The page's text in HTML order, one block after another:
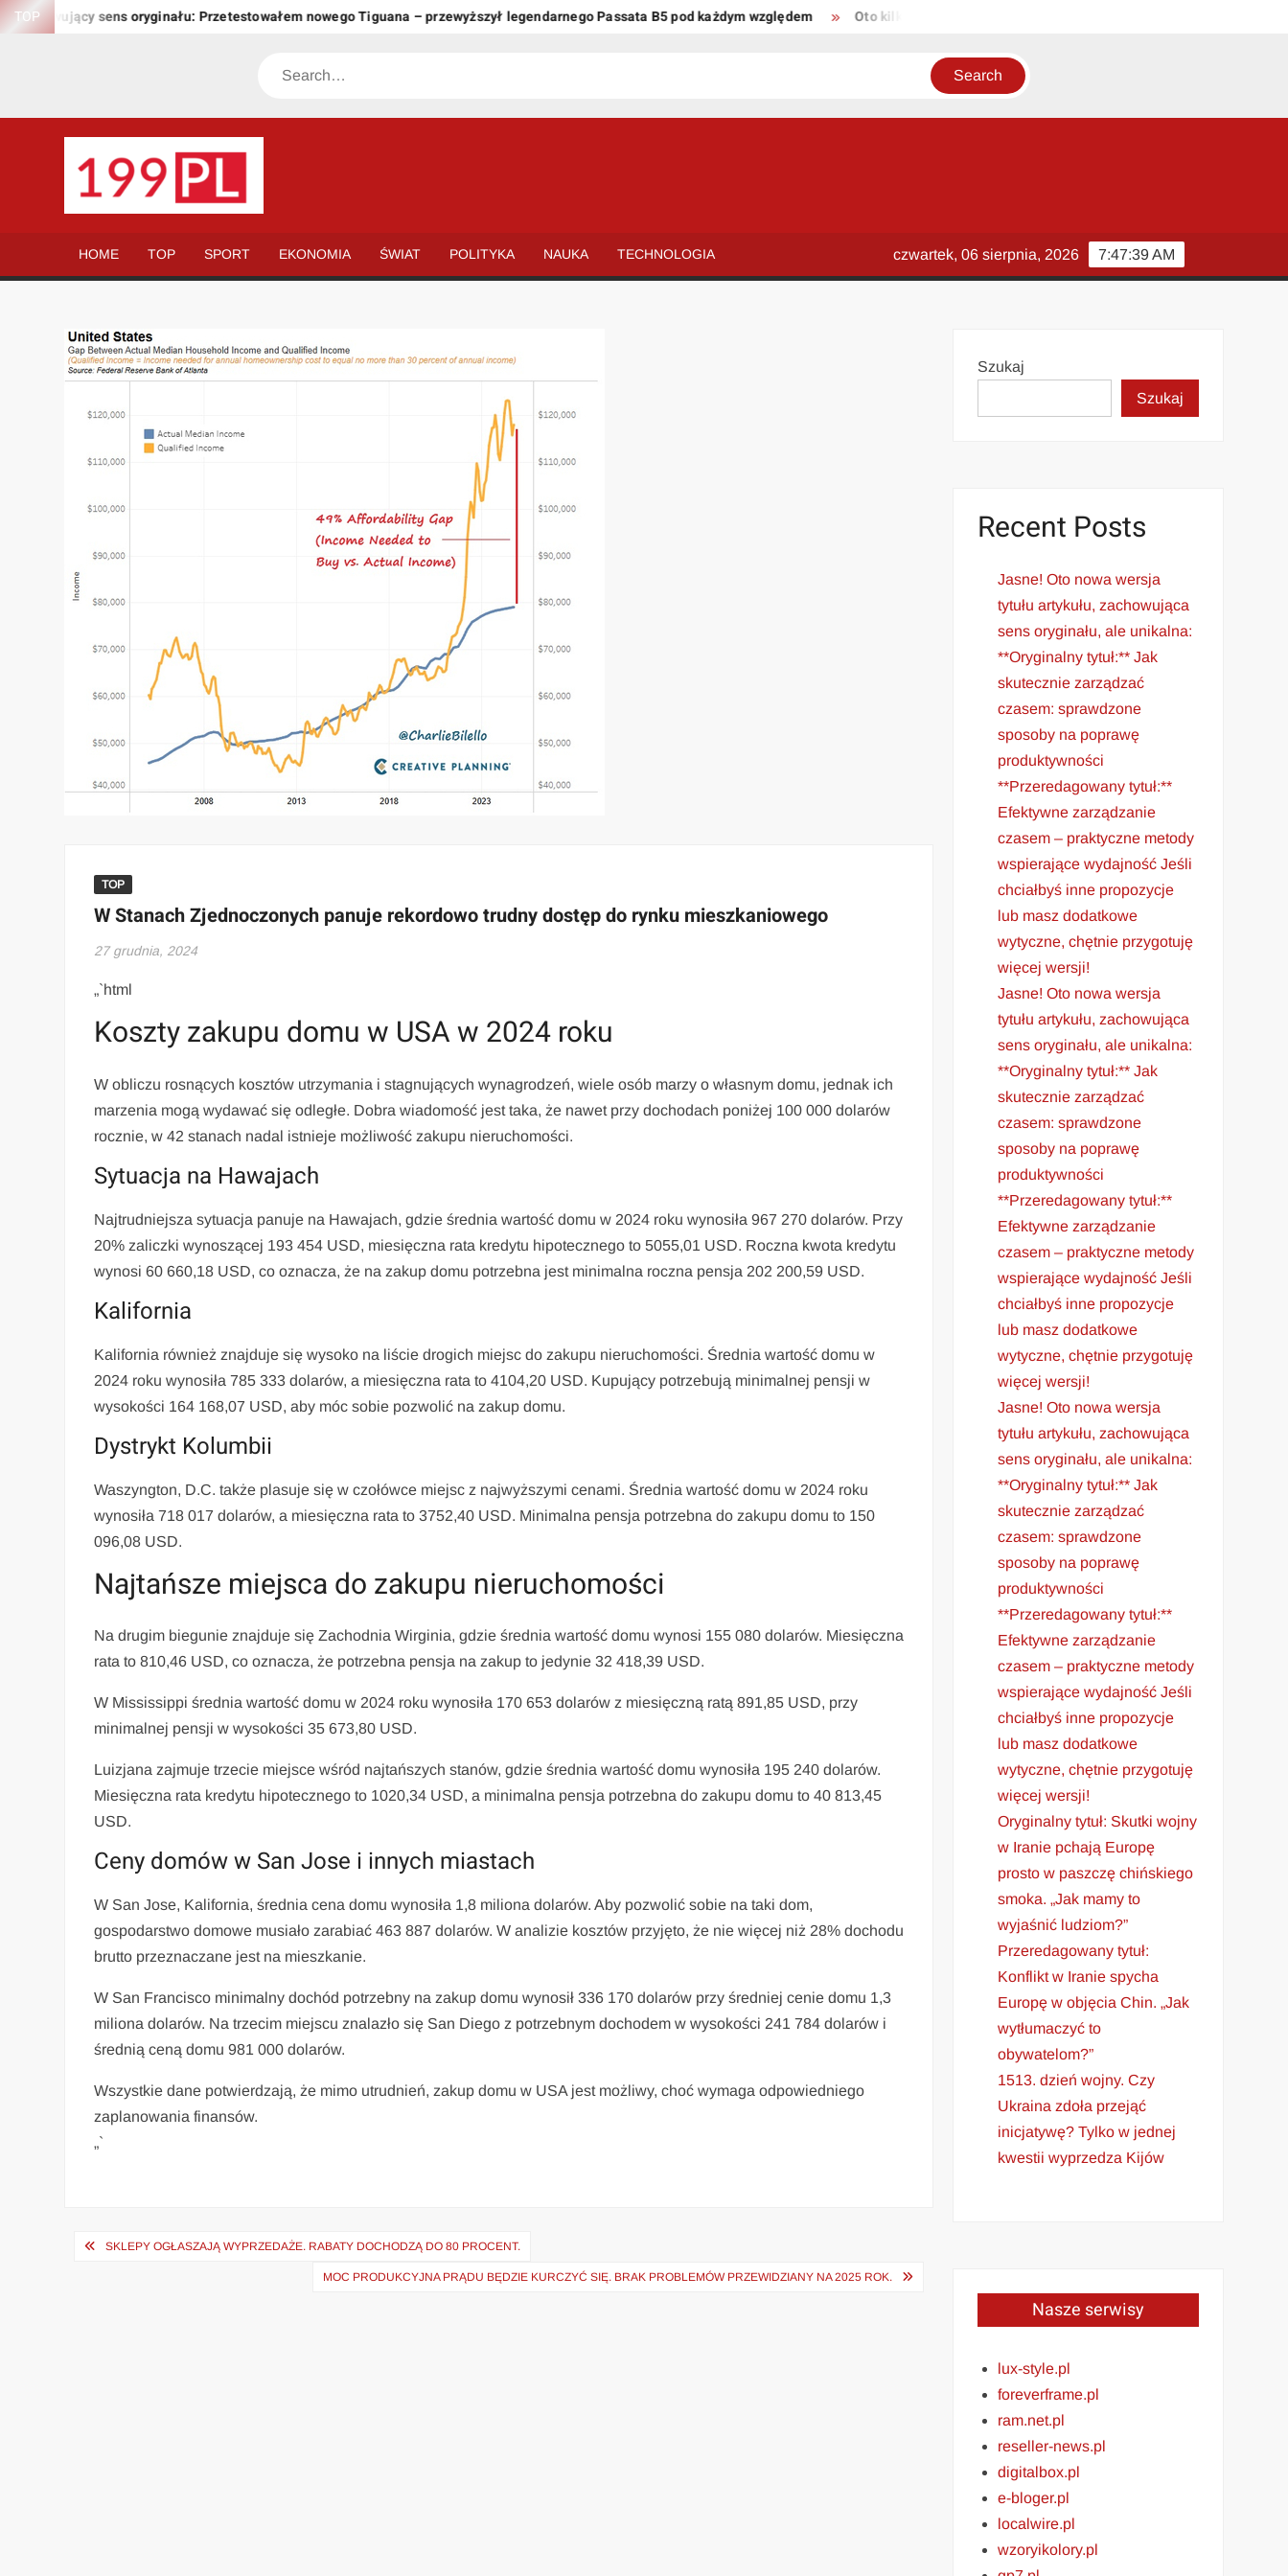
Skip
TOP sens oryginału: Przetestowałem nowego Tiguana – przewyższył legendarnego Passata B5 pod każdym względem Oto kilka propozycji unikalnych tytułów zachowujących sens oryginału:
Search
świat
HOME TOP SPORT EKONOMIA ŚWIAT POLITYKA NAUKA TECHNOLOGIA 7:47:40 AM
czwartek, 06 sierpnia, 2026
TOP
W Stanach Zjednoczonych panuje rekordowo trudny dostęp do rynku mieszkaniowego
27 grudnia, 2024
„`html
Koszty zakupu domu w USA w 2024 roku
W obliczu rosnących kosztów utrzymania i stagnujących wynagrodzeń, wiele osób marzy o własnym domu, jednak ich
marzenia mogą wydawać się odległe. Dobra wiadomość jest taka, że nawet przy dochodach poniżej 100 000 dolarów
rocznie, w 42 stanach nadal istnieje możliwość zakupu nieruchomości.
Sytuacja na Hawajach
Najtrudniejsza sytuacja panuje na Hawajach, gdzie średnia wartość domu w 2024 roku wynosiła 967 270 dolarów. Przy
20% zaliczki wynoszącej 193 454 USD, miesięczna rata kredytu hipotecznego to 5055,01 USD. Roczna kwota kredytu
wynosi 60 660,18 USD, co oznacza, że na zakup domu potrzebna jest minimalna roczna pensja 202 200,59 USD.
Kalifornia
Kalifornia również znajduje się wysoko na liście drogich miejsc do zakupu nieruchomości. Średnia wartość domu w
2024 roku wynosiła 785 333 dolarów, a miesięczna rata to 4104,20 USD. Kupujący potrzebują minimalnej pensji w
wysokości 164 168,07 USD, aby móc sobie pozwolić na zakup domu.
Dystrykt Kolumbii
Waszyngton, D.C. także plasuje się w czołówce miejsc z najwyższymi cenami. Średnia wartość domu w 2024 roku
wynosiła 718 017 dolarów, a miesięczna rata to 3752,40 USD. Minimalna pensja potrzebna do zakupu domu to 150
096,08 USD.
Najtańsze miejsca do zakupu nieruchomości
Na drugim biegunie znajduje się Zachodnia Wirginia, gdzie średnia wartość domu wynosi 155 080 dolarów. Miesięczna
rata to 810,46 USD, co oznacza, że potrzebna pensja na zakup to jedynie 32 418,39 USD.
W Mississippi średnia wartość domu w 2024 roku wynosiła 170 653 dolarów z miesięczną ratą 891,85 USD, przy
minimalnej pensji w wysokości 35 673,80 USD.
Luizjana zajmuje trzecie miejsce wśród najtańszych stanów, gdzie średnia wartość domu wynosiła 195 240 dolarów.
Miesięczna rata kredytu hipotecznego to 1020,34 USD, a minimalna pensja potrzebna do zakupu domu to 40 813,45
USD.
Ceny domów w San Jose i innych miastach
W San Jose, Kalifornia, średnia cena domu wynosiła 1,8 miliona dolarów. Aby pozwolić sobie na taki dom,
gospodarstwo domowe musiało zarabiać 463 887 dolarów. W analizie kosztów przyjęto, że nie więcej niż 28% dochodu
brutto przeznaczane jest na mieszkanie.
W San Francisco minimalny dochód potrzebny na zakup domu wynosił 336 170 dolarów przy średniej cenie domu 1,3
miliona dolarów. Na trzecim miejscu znalazło się San Diego z potrzebnym dochodem w wysokości 241 784 dolarów i
średnią ceną domu 981 000 dolarów.
Wszystkie dane potwierdzają, że mimo utrudnień, zakup domu w USA jest możliwy, choć wymaga odpowiedniego
zaplanowania finansów.
„`
Nawigacja
SKLEPY OGŁASZAJĄ WYPRZEDAŻE. RABATY DOCHODZĄ DO 80 PROCENT.
MOC PRODUKCYJNA PRĄDU BĘDZIE KURCZYĆ SIĘ. BRAK PROBLEMÓW PRZEWIDZIANY NA 2025 ROK.
Szukaj
Szukaj
Recent Posts
Jasne! Oto nowa wersja
tytułu artykułu, zachowująca
sens oryginału, ale unikalna:
**Oryginalny tytuł:** Jak
skutecznie zarządzać
czasem: sprawdzone
sposoby na poprawę
produktywności
**Przeredagowany tytuł:**
Efektywne zarządzanie
czasem – praktyczne metody
wspierające wydajność Jeśli
chciałbyś inne propozycje
lub masz dodatkowe
wytyczne, chętnie przygotuję
więcej wersji!
Jasne! Oto nowa wersja
tytułu artykułu, zachowująca
sens oryginału, ale unikalna:
**Oryginalny tytuł:** Jak
skutecznie zarządzać
czasem: sprawdzone
sposoby na poprawę
produktywności
**Przeredagowany tytuł:**
Efektywne zarządzanie
czasem – praktyczne metody
wspierające wydajność Jeśli
chciałbyś inne propozycje
lub masz dodatkowe
wytyczne, chętnie przygotuję
więcej wersji!
Jasne! Oto nowa wersja
tytułu artykułu, zachowująca
sens oryginału, ale unikalna:
**Oryginalny tytuł:** Jak
skutecznie zarządzać
czasem: sprawdzone
sposoby na poprawę
produktywności
**Przeredagowany tytuł:**
Efektywne zarządzanie
czasem – praktyczne metody
wspierające wydajność Jeśli
chciałbyś inne propozycje
lub masz dodatkowe
wytyczne, chętnie przygotuję
więcej wersji!
Oryginalny tytuł: Skutki wojny
w Iranie pchają Europę
prosto w paszczę chińskiego
smoka. „Jak mamy to
wyjaśnić ludziom?”
Przeredagowany tytuł:
Konflikt w Iranie spycha
Europę w objęcia Chin. „Jak
wytłumaczyć to
obywatelom?”
1513. dzień wojny. Czy
Ukraina zdoła przejąć
inicjatywę? Tylko w jednej
kwestii wyprzedza Kijów
Nasze serwisy
lux-style.pl
foreverframe.pl
ram.net.pl
reseller-news.pl
digitalbox.pl
e-bloger.pl
localwire.pl
wzoryikolory.pl